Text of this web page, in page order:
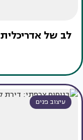
לב של אדריכלית
עיצוב פנים